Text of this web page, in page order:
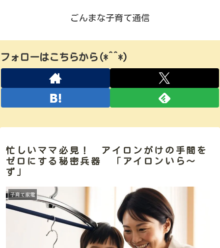
ごんまな子育て通信
フォローはこちらから(*^^*)
忙しいママ必見！ アイロンがけの手間を
ゼロにする秘密兵器 「アイロンいら〜
ず」
子育て家電